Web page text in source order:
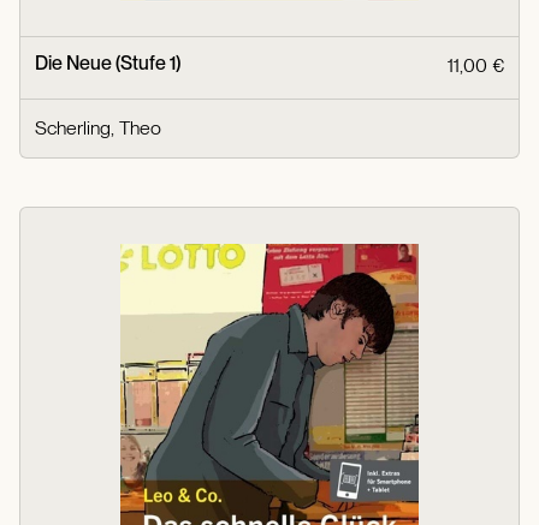
Die Neue (Stufe 1) 11,00 €
Scherling, Theo